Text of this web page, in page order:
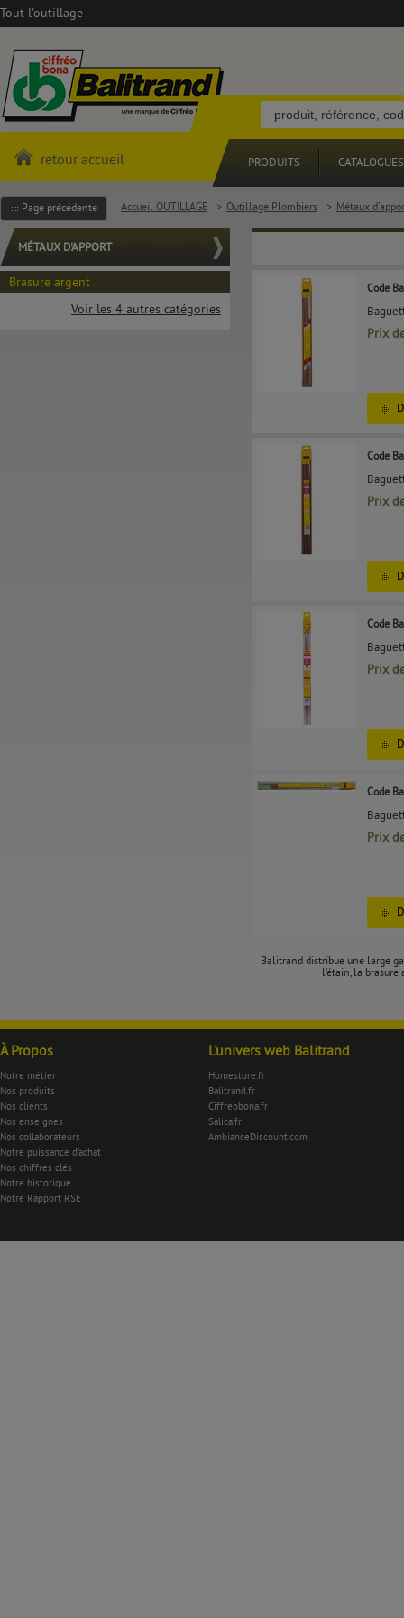
Tout l'outillage
retour accueil PRODUITS CATALOGUES
Page précédente Accueil OUTILLAGE > Outillage Plombiers > Métaux
MÉTAUX D'APPORT
Brasure argent
Voir les 4 autres catégories
Code
Prix
Code
Prix
Code
Prix
Code
Prix
Balitrand distribue une large
l’étain, la
À Propos
Notre métier
Nos produits
Nos clients
Nos enseignes
Nos collaborateurs
Notre puissance d'achat
Nos chiffres clés
Notre historique
Notre Rapport RSE
L'univers web Balitrand
Homestore.fr
Balitrand.fr
Ciffreobona.fr
Salica.fr
AmbianceDiscount.com